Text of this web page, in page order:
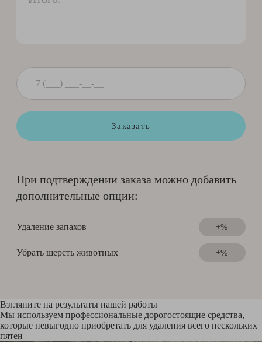
Заказать
При подтверждении заказа можно добавить
дополнительные опции:
Удаление запахов +%
Убрать шерсть животных +%
Взгляните на результаты нашей работы
Мы используем профессиональные дорогостоящие средства,
которые невыгодно приобретать для удаления всего нескольких
пятен